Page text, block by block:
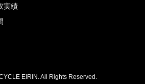
実績
EIRIN. All Rights Reserved.